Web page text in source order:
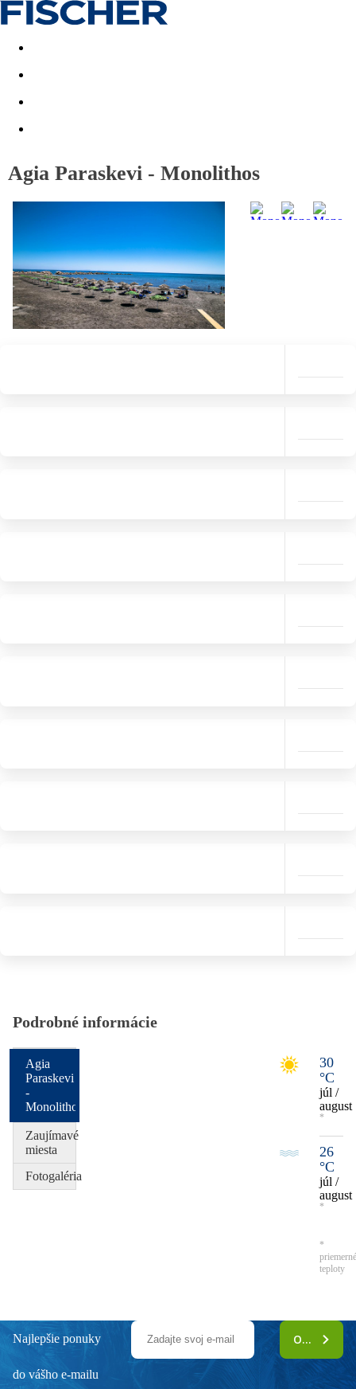
Last minute Dovolenkové kluby
Agia Paraskevi - Monolithos
Podrobné informácie
30
°C
júl /
august
*
26
°C
júl /
august
*
*
teploty
Agia
Paraskevi
-
Monolithos
Zaujímavé
miesta
Fotogaléria
Najlepšie ponuky
do vášho e-mailu
ODOBERAŤ